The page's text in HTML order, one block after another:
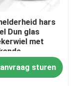
hars
Dun glas
met
en
sturen